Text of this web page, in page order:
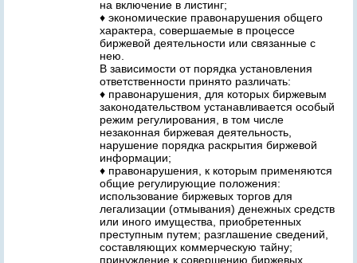
на включение в листинг;
♦ экономические правонарушения общего
характера, совершаемые в процессе
биржевой деятельности или связанные с
нею.
В зависимости от порядка установления
ответственности принято различать:
♦ правонарушения, для которых биржевым
законодательством устанавливается особый
режим регулирования, в том числе
незаконная биржевая деятельность,
нарушение порядка раскрытия биржевой
информации;
♦ правонарушения, к которым применяются
общие регулирующие положения:
использование биржевых торгов для
легализации (отмывания) денежных средств
или иного имущества, приобретенных
преступным путем; разглашение сведений,
составляющих коммерческую тайну;
принуждение к совершению биржевых